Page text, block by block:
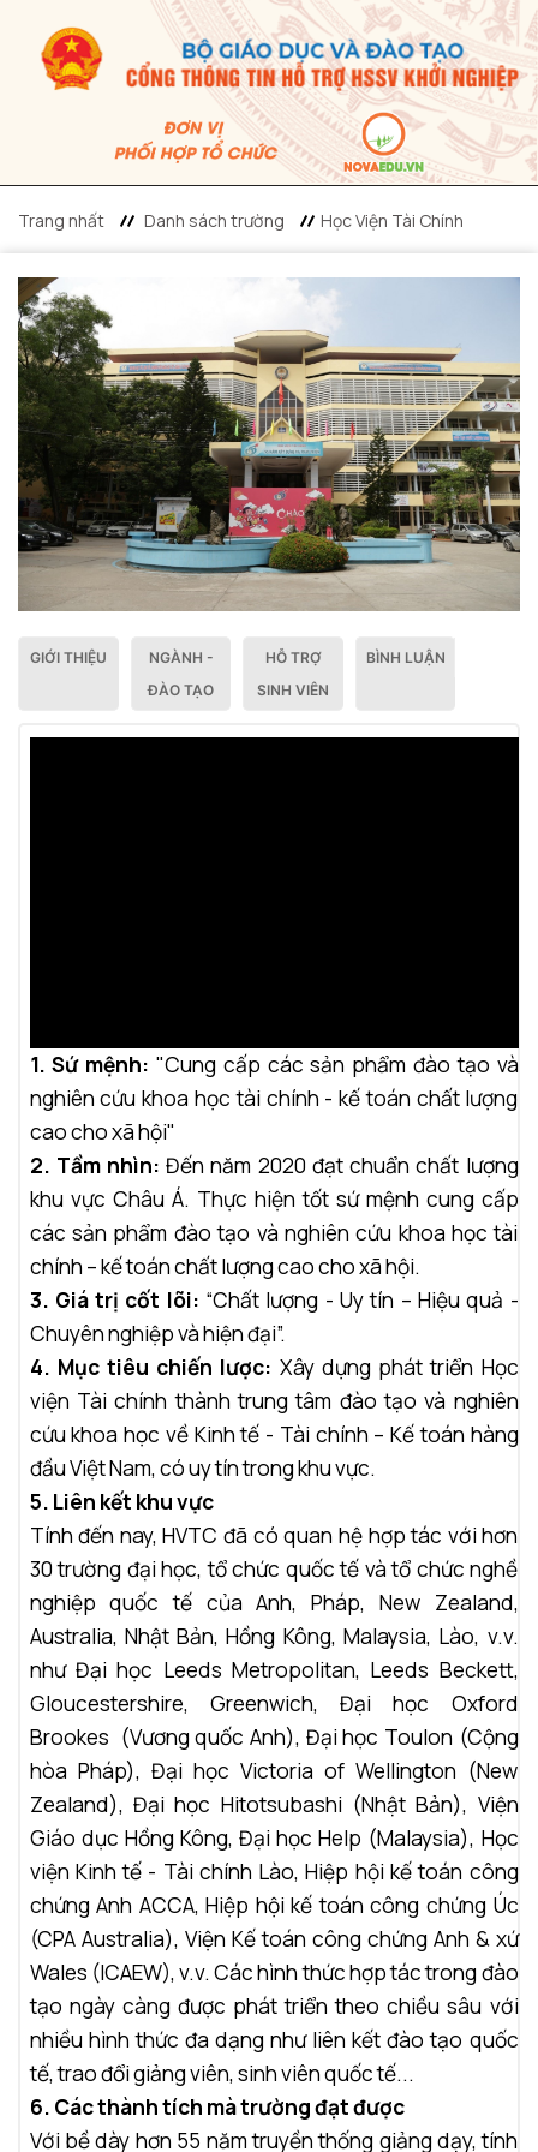
Trang nhất Danh sách trường Học Viện Tài Chính
GIỚI THIỆU
NGÀNH -
ĐÀO TẠO
HỖ TRỢ
SINH VIÊN
BÌNH LUẬN
1. Sứ mệnh: "Cung cấp các sản phẩm đào tạo và
nghiên cứu khoa học tài chính - kế toán chất lượng
cao cho xã hội"
2. Tầm nhìn:Đến năm 2020 đạt chuẩn chất lượng
khu vực Châu Á. Thực hiện tốt sứ mệnh cung cấp
các sản phẩm đào tạo và nghiên cứu khoa học tài
chính – kế toán chất lượng cao cho xã hội.
3. Giá trị cốt lõi: “Chất lượng - Uy tín – Hiệu quả -
Chuyên nghiệp và hiện đại”.
4. Mục tiêu chiến lược: Xây dựng phát triển Học
viện Tài chính thành trung tâm đào tạo và nghiên
cứu khoa học về Kinh tế - Tài chính – Kế toán hàng
đầu Việt Nam, có uy tín trong khu vực.
5. Liên kết khu vực
Tính đến nay, HVTC đã có quan hệ hợp tác với hơn
30 trường đại học, tổ chức quốc tế và tổ chức nghề
nghiệp quốc tế của Anh, Pháp, New Zealand,
Australia, Nhật Bản, Hồng Kông, Malaysia, Lào, v.v.
như Đại học Leeds Metropolitan, Leeds Beckett,
Gloucestershire, Greenwich, Đại học Oxford
Brookes (Vương quốc Anh), Đại học Toulon (Cộng
hòa Pháp), Đại học Victoria of Wellington (New
Zealand), Đại học Hitotsubashi (Nhật Bản), Viện
Giáo dục Hồng Kông, Đại học Help (Malaysia), Học
viện Kinh tế - Tài chính Lào,Hiệp hội kế toán công
chứng Anh ACCA,Hiệp hội kế toán công chứng Úc
(CPA Australia), Viện Kế toán công chứng Anh & xứ
Wales (ICAEW), v.v. Các hình thức hợp tác trong đào
tạo ngày càng được phát triển theo chiều sâu với
nhiều hình thức đa dạng như liên kết đào tạo quốc
tế, trao đổi giảng viên, sinh viên quốc tế...
6. Các thành tích mà trường đạt được
Với bề dày hơn 55 năm truyền thống giảng dạy, tính